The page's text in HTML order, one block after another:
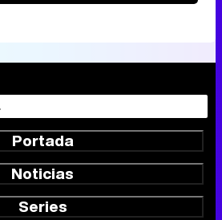
Portada
Noticias
Series